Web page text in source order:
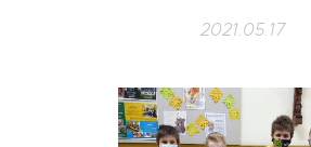
2021.05.17